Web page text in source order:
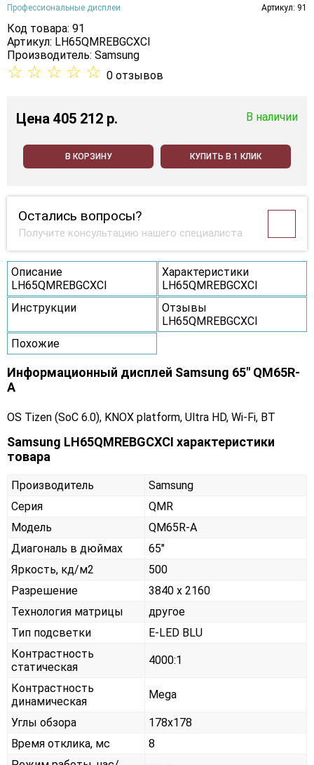
Профессиональные дисплеи Артикул: 91
Код товара: 91
Артикул: LH65QMREBGCXCI
Производитель: Samsung
☆ ☆ ☆ ☆ ☆ 0 отзывов
Цена 405 212 p. В наличии
В КОРЗИНУ КУПИТЬ В 1 КЛИК
Остались вопросы?
Получите консультацию нашего специалиста
Описание
LH65QMREBGCXCI
Характеристики
LH65QMREBGCXCI
Инструкции
Отзывы
LH65QMREBGCXCI
Похожие
Информационный дисплей Samsung 65" QM65R-
A
OS Tizen (SoC 6.0), KNOX platform, Ultra HD, Wi-Fi, BT
Samsung LH65QMREBGCXCI характеристики
товара
Производитель
Samsung
Серия
QMR
Модель
QM65R-A
Диагональ в дюймах
65"
Яркость, кд/м2
500
Разрешение
3840 x 2160
Технология матрицы
другое
Тип подсветки
E-LED BLU
Контрастность
статическая
4000:1
Контрастность
динамическая
Mega
Углы обзора
178x178
Время отклика, мс
8